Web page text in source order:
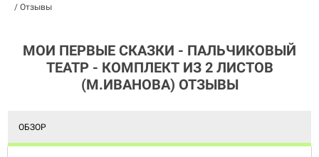
/ Отзывы
МОИ ПЕРВЫЕ СКАЗКИ - ПАЛЬЧИКОВЫЙ
ТЕАТР - КОМПЛЕКТ ИЗ 2 ЛИСТОВ
(М.ИВАНОВА) ОТЗЫВЫ
ОБЗОР